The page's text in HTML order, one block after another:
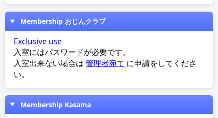
Membership おじんクラブ
Exclusive use
入室にはパスワードが必要です。
入室出来ない場合は 管理者宛て に申請をしてくださ
い。
Membership Kasama